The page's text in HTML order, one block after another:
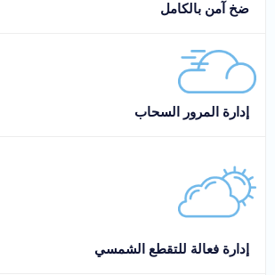
ضخ آمن بالكامل
إدارة المرور السحاب
إدارة فعالة للتقطع الشمسي